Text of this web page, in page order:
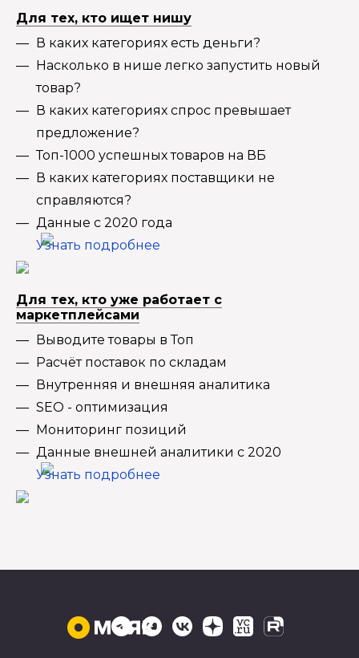
Для тех, кто ищет нишу
В каких категориях есть деньги?
Насколько в нише легко запустить новый
товар?
В каких категориях спрос превышает
предложение?
Топ-1000 успешных товаров на ВБ
В каких категориях поставщики не
справляются?
Данные с 2020 года
Узнать подробнее
Для тех, кто уже работает с
маркетплейсами
Выводите товары в Топ
Расчёт поставок по складам
Внутренняя и внешняя аналитика
SEO - оптимизация
Мониторинг позиций
Данные внешней аналитики с 2020
Узнать подробнее